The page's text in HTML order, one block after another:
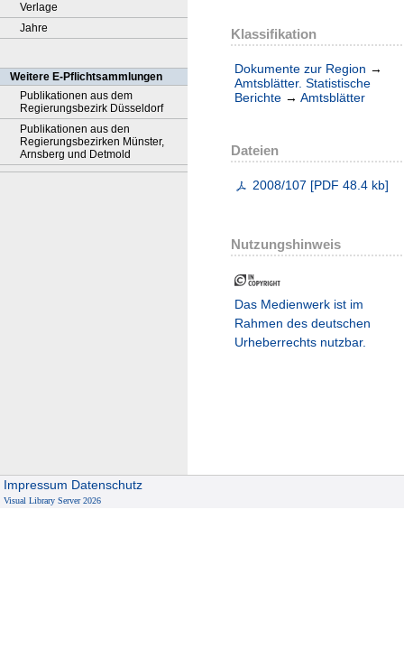
Verlage
Jahre
Weitere E-Pflichtsammlungen
Publikationen aus dem
Regierungsbezirk Düsseldorf
Publikationen aus den
Regierungsbezirken Münster,
Arnsberg und Detmold
Klassifikation
Dokumente zur Region →
Amtsblätter. Statistische
Berichte → Amtsblätter
Dateien
2008/107 [PDF 48.4 kb]
Nutzungshinweis
Das Medienwerk ist im
Rahmen des deutschen
Urheberrechts nutzbar.
Impressum Datenschutz
Visual Library Server 2026